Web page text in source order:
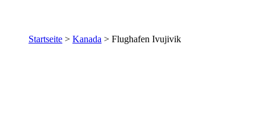
Startseite > Kanada > Flughafen Ivujivik